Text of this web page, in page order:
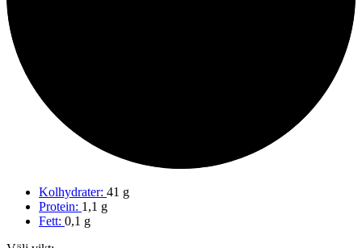
Kolhydrater: 41 g
Protein: 1,1 g
Fett: 0,1 g